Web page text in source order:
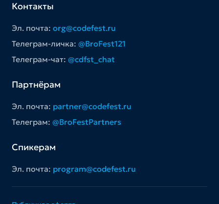
Контакты
Эл. почта: org@codefest.ru
Телеграм-личка: @BroFest121
Телеграм-чат: @cdfst_chat
Партнёрам
Эл. почта: partner@codefest.ru
Телеграм: @BroFestPartners
Спикерам
Эл. почта: program@codefest.ru